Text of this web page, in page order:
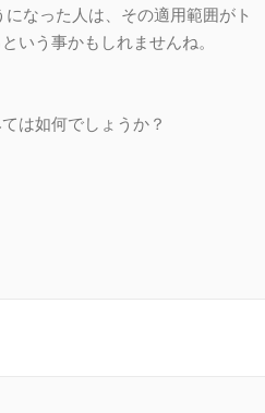
なった人は、その適用範囲がト
いう事かもしれませんね。
は如何でしょうか？